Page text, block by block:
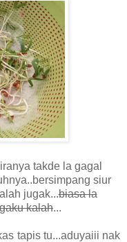
takde la gagal
siur
jugak...biasa la
kalah...
tapis tu...aduyaiii nak